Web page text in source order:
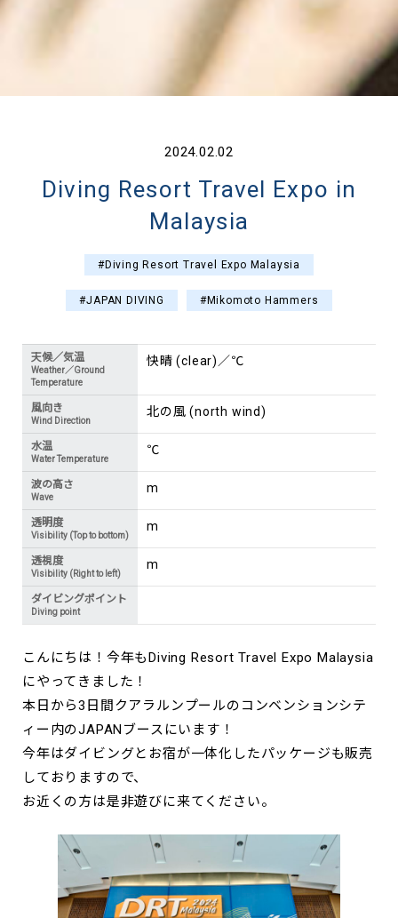
2024.02.02
Diving Resort Travel Expo in
Malaysia
#Diving Resort Travel Expo Malaysia
#JAPAN DIVING #Mikomoto Hammers
天候／気温
Weather／Ground
Temperature
快晴 (clear)／℃
風向き
Wind Direction
北の風 (north wind)
水温
Water Temperature
℃
波の高さ
Wave
m
透明度
Visibility (Top to bottom)
m
透視度
Visibility (Right to left)
m
ダイビングポイント
Diving point
こんにちは！今年もDiving Resort Travel Expo Malaysia
にやってきました！
本日から3日間クアラルンプールのコンベンションシテ
ィー内のJAPANブースにいます！
今年はダイビングとお宿が一体化したパッケージも販売
しておりますので、
お近くの方は是非遊びに来てください。